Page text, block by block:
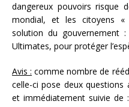
dangereux pouvoirs risque
mondial, et les citoyens «
solution du gouvernement
Ultimates, pour protéger
Avis : comme nombre de
celle-ci pose deux questions
et immédiatement suivie de